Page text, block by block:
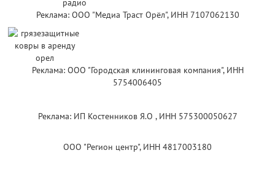
Реклама: ООО "Медиа Траст Орёл", ИНН 7107062130
Реклама: ООО "Городская клининговая компания", ИНН
5754006405
Реклама: ИП Костенников Я.О , ИНН 575300050627
ООО "Регион центр", ИНН 4817003180